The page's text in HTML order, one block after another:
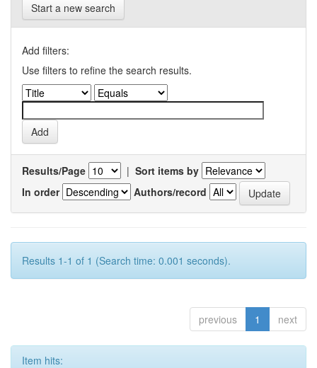
Start a new search
Add filters:
Use filters to refine the search results.
Results/Page | Sort items by
In order
Authors/record
Results 1-1 of 1 (Search time: 0.001 seconds).
previous 1 next
Item hits: